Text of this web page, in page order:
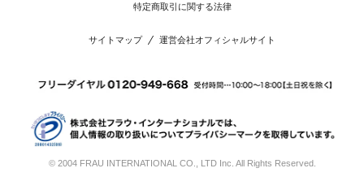
特定商取引に関する法律
サイトマップ 運営会社オフィシャルサイト
© 2004 FRAU INTERNATIONAL CO., LTD Inc. All Rights Reserved.